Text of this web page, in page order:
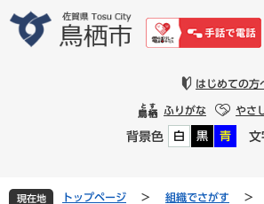
文
はじめての方
ふりがな やさ
背景色 白 黒 青 文
現在地 トップページ > 組織でさがす >